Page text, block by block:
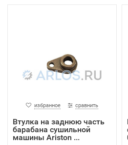
избранное сравнить
Втулка на заднюю часть
барабана сушильной
машины Ariston ...